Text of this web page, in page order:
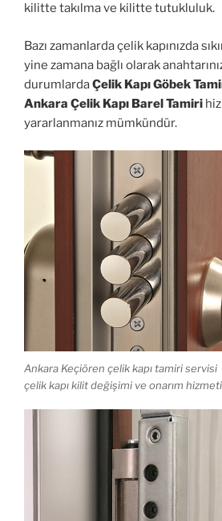
kilitte takılma ve kilitte tutukluluk.
Bazı zamanlarda çelik kapınızda
yine zamana bağlı olarak
durumlardaÇelik Kapı Göbek
Ankara Çelik Kapı Barel Tamiri
yararlanmanız mümkündür.
Ankara Keçiören çelik kapı tamiri servisi
çelik kapı kilit değişimi ve onarım